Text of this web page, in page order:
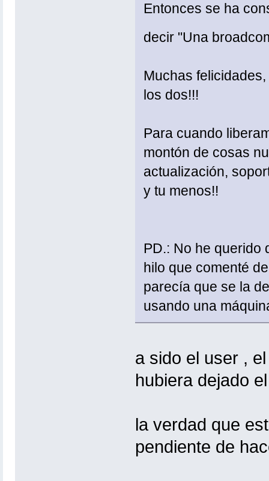
Entonces se ha
decir "Una
Muchas
los dos!!!
Para cuando
montón de cosas
actualización,
y tu menos!!
PD.: No he querido
hilo que comenté
parecía que se la
usando una
a sido el user ,
hubiera dejado
la verdad que
pendiente de